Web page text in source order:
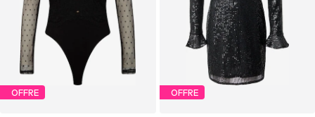
OFFRE OFFRE